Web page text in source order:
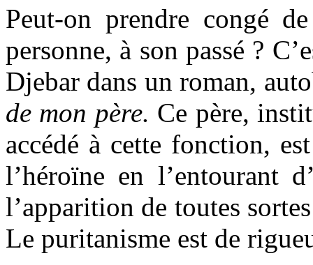
Peut-on prendre congé
personne, à son passé ?
Djebar dans un roman,
de mon père. Ce père,
accédé à cette fonction,
l’héroïne en l’entourant
l’apparition de toutes
Le puritanisme est de